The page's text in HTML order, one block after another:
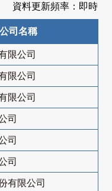
資料更新頻率：即時
公司名稱
限公司
限公司
限公司
司
司
司
有限公司